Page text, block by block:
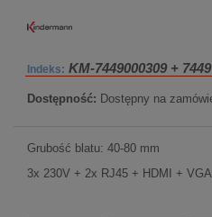
Indeks: KM-7449000309 +
Dostępność: Dostępny na
Grubość blatu: 40-80 mm
3x 230V + 2x RJ45 + HDMI +